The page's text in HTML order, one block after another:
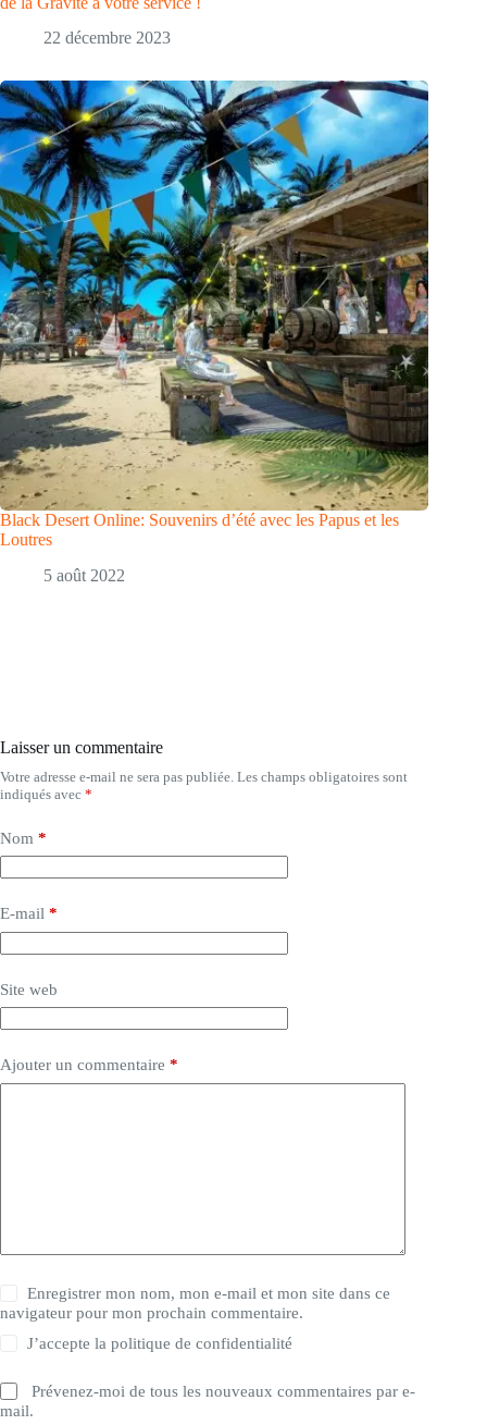
22 décembre 2023
Black Desert Online: Souvenirs d’été avec les Papus et les
Loutres
5 août 2022
Laisser un commentaire
Votre adresse e-mail ne sera pas publiée. Les champs obligatoires sont
indiqués avec *
Nom *
E-mail *
Site web
Ajouter un commentaire *
Enregistrer mon nom, mon e-mail et mon site dans ce
navigateur pour mon prochain commentaire.
J’accepte lapolitique de confidentialité
Prévenez-moi de tous les nouveaux commentaires par e-
mail.